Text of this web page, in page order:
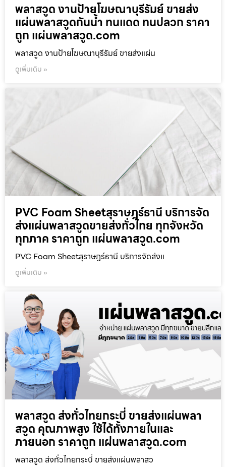
พลาสวูด งานป้ายโฆษณาบุรีรัมย์ ขายส่ง
แผ่นพลาสวูดกันน้ำ ทนแดด ทนปลวก ราคา
ถูก แผ่นพลาสวูด.com
พลาสวูด งานป้ายโฆษณาบุรีรัมย์ ขายส่งแผ่น
ดูเพิ่มเติม »
PVC Foam Sheetสุราษฎร์ธานี บริการจัด
ส่งแผ่นพลาสวูดขายส่งทั่วไทย ทุกจังหวัด
ทุกภาค ราคาถูก แผ่นพลาสวูด.com
PVC Foam Sheetสุราษฎร์ธานี บริการจัดส่งแ
ดูเพิ่มเติม »
พลาสวูด ส่งทั่วไทยกระบี่ ขายส่งแผ่นพลา
สวูด คุณภาพสูง ใช้ได้ทั้งภายในและ
ภายนอก ราคาถูก แผ่นพลาสวูด.com
พลาสวูด ส่งทั่วไทยกระบี่ ขายส่งแผ่นพลาสว